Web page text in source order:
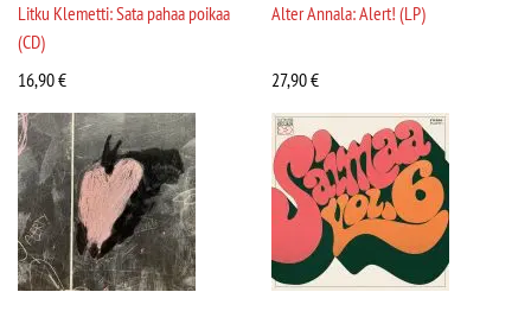
Litku Klemetti: Sata pahaa poikaa
(CD)
16,90€
Alter Annala: Alert! (LP)
27,90€